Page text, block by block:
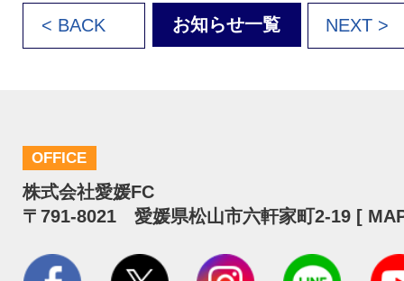
< BACK お知らせ一覧 NEXT >
OFFICE
株式会社愛媛FC
〒791-8021 愛媛県松山市六軒家町2-19 [